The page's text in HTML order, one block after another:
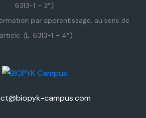
6313-1 – 3°)
par apprentissage, au sens de
(L. 6313-1 – 4°)
campus.com